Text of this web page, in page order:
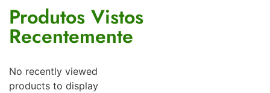
Produtos Vistos
Recentemente
No recently viewed
products to display